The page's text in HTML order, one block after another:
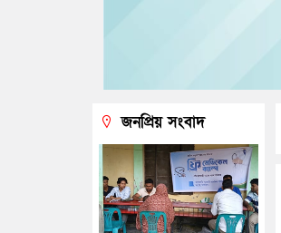
জনপ্রিয় সংবাদ